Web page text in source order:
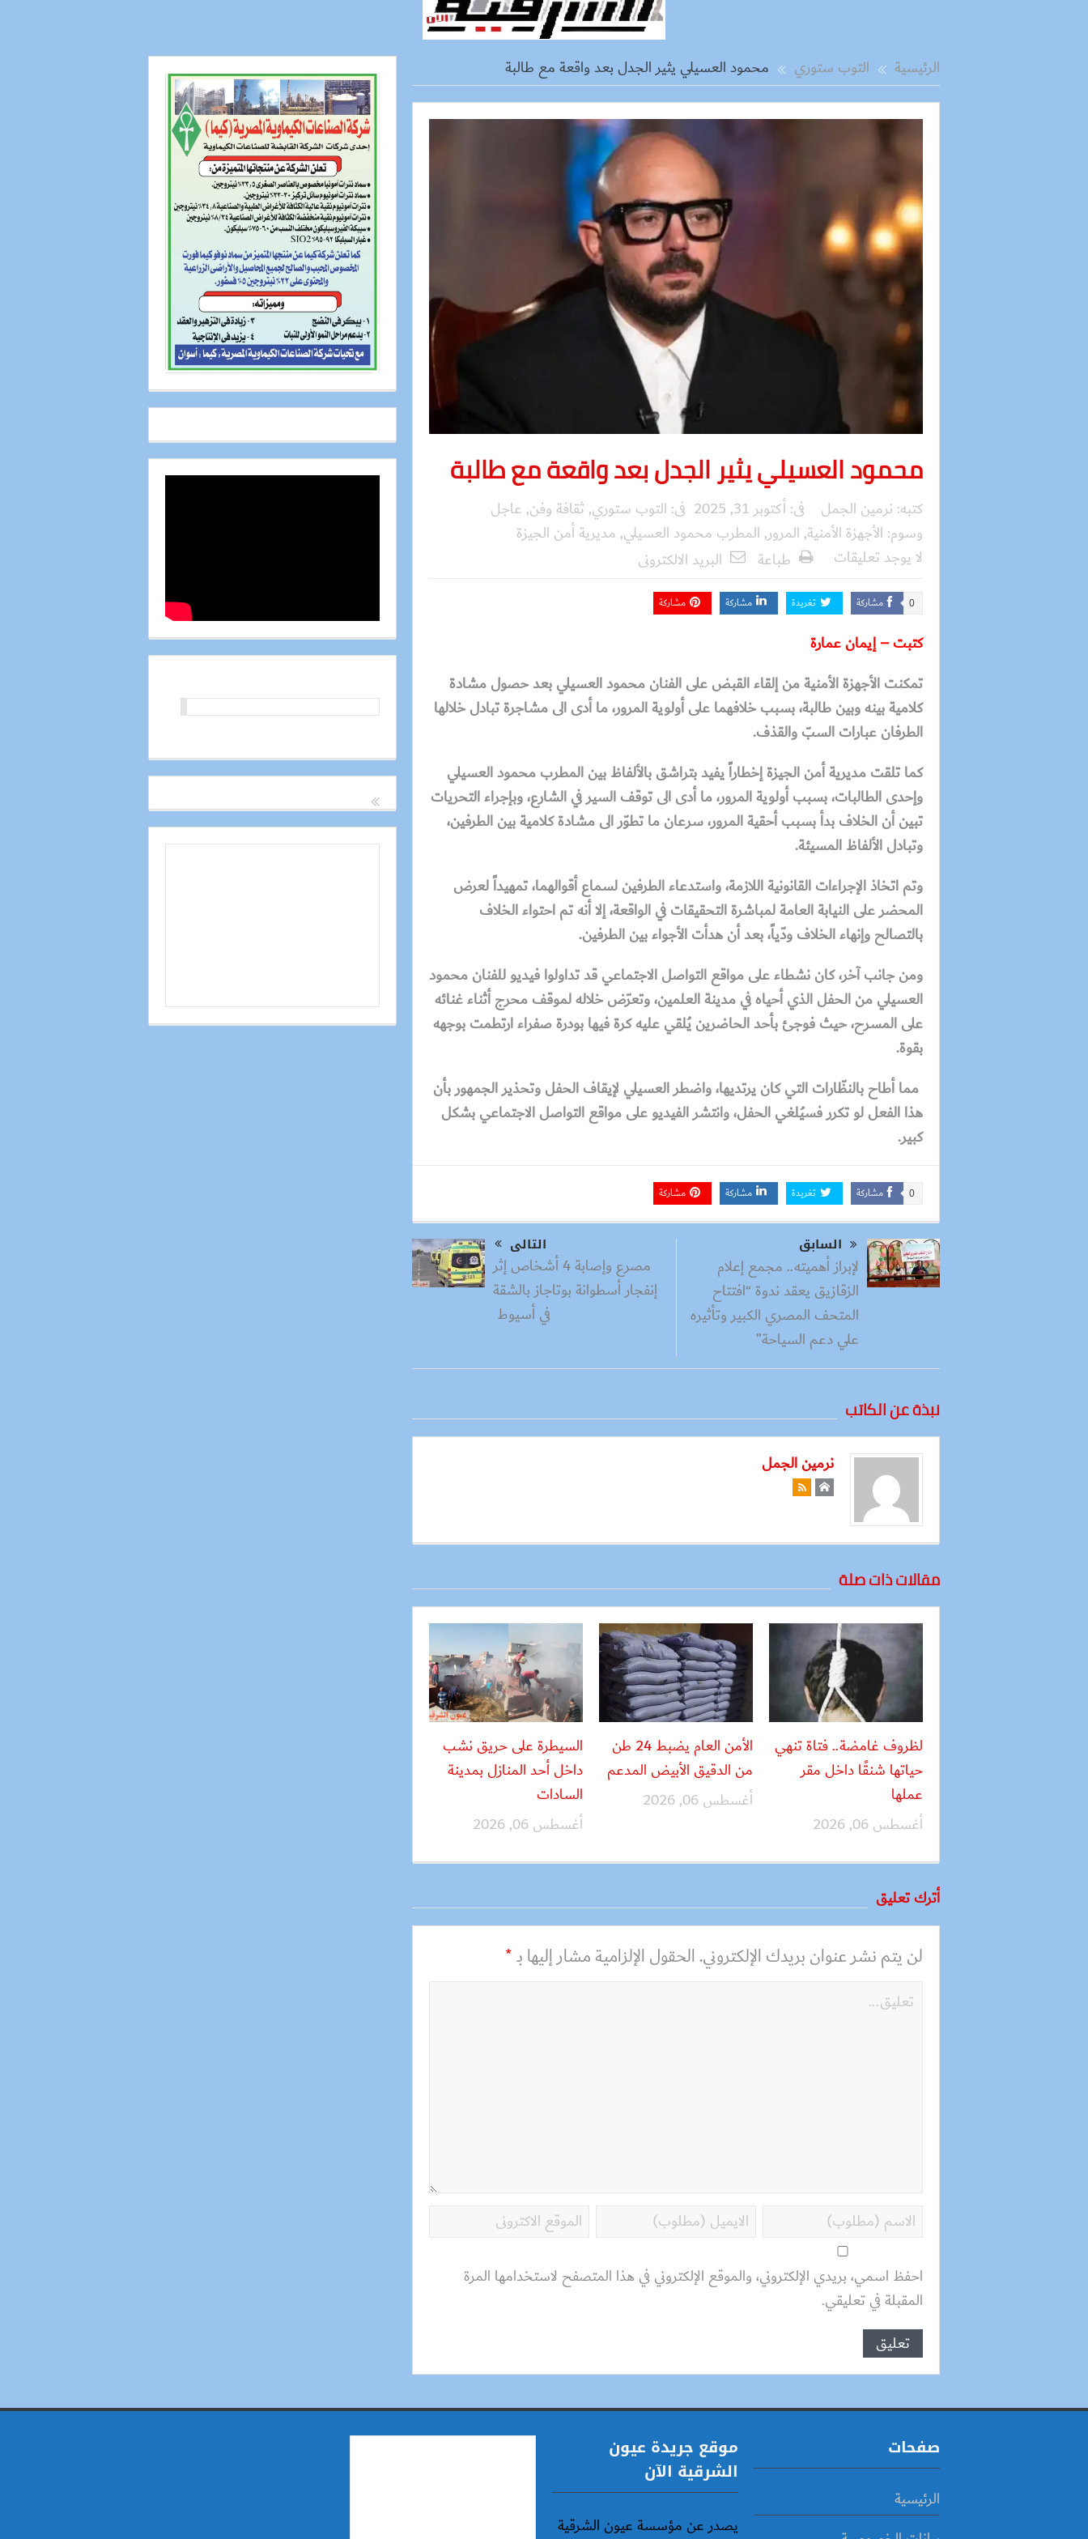
الرئيسية التوب ستوري محمود العسيلي يثير الجدل بعد واقعة مع طالبة
محمود العسيلي يثير الجدل بعد واقعة مع طالبة
كتبه: نرمين الجمل فى:أكتوبر 31, 2025 فى: التوب ستوري, ثقافة وفن, عاجل
وسوم: الأجهزة الأمنية, المرور, المطرب محمود العسيلي, مديرية أمن الجيزة
لا يوجد تعليقات
طباعة البريد الالكترونى
مشاركة 0 تغريدة مشاركة مشاركة
كتبت – إيمان عمارة
تمكنت الأجهزة الأمنية من إلقاء القبض على الفنان محمود العسيلي بعد حصول مشادة
كلامية بينه وبين طالبة، بسبب خلافهما على أولوية المرور، ما أدى الى مشاجرة تبادل خلالها
الطرفان عبارات السبّ والقذف.
كما تلقت مديرية أمن الجيزة إخطاراً يفيد بتراشق بالألفاظ بين المطرب محمود العسيلي
وإحدى الطالبات، بسبب أولوية المرور، ما أدى الى توقف السير في الشارع، وبإجراء التحريات
تبين أن الخلاف بدأ بسبب أحقية المرور، سرعان ما تطوّر الى مشادة كلامية بين الطرفين،
وتبادل الألفاظ المسيئة.
وتم اتخاذ الإجراءات القانونية اللازمة، واستدعاء الطرفين لسماع أقوالهما، تمهيداً لعرض
المحضر على النيابة العامة لمباشرة التحقيقات في الواقعة، إلا أنه تم احتواء الخلاف
بالتصالح وإنهاء الخلاف ودّياً، بعد أن هدأت الأجواء بين الطرفين.
ومن جانب آخر، كان نشطاء على مواقع التواصل الاجتماعي قد تداولوا فيديو للفنان محمود
العسيلي من الحفل الذي أحياه في مدينة العلمين، وتعرّض خلاله لموقف محرج أثناء غنائه
على المسرح، حيث فوجئ بأحد الحاضرين يُلقي عليه كرة فيها بودرة صفراء ارتطمت بوجهه
بقوة.
مما أطاح بالنظّارات التي كان يرتديها، واضطر العسيلي لإيقاف الحفل وتحذير الجمهور بأن
هذا الفعل لو تكرر فسيُلغي الحفل، وانتشر الفيديو على مواقع التواصل الاجتماعي بشكل
كبير.
مشاركة 0 تغريدة مشاركة مشاركة
السابق
لإبراز أهميته.. مجمع إعلام
الزقازيق يعقد ندوة “افتتاح
المتحف المصري الكبير وتأثيره
علي دعم السياحة”
التالى
مصرع وإصابة 4 أشخاص إثر
إنفجار أسطوانة بوتاجاز بالشقة
في أسيوط
نبذة عن الكاتب
نرمين الجمل
مقالات ذات صلة
لظروف غامضة.. فتاة تنهي
حياتها شنقًا داخل مقر
عملها
أغسطس 06, 2026
الأمن العام يضبط 24 طن
من الدقيق الأبيض المدعم
أغسطس 06, 2026
السيطرة على حريق نشب
داخل أحد المنازل بمدينة
السادات
أغسطس 06, 2026
أترك تعليق
لن يتم نشر عنوان بريدك الإلكتروني.الحقول الإلزامية مشار إليها بـ*
احفظ اسمي، بريدي الإلكتروني، والموقع الإلكتروني في هذا المتصفح لاستخدامها المرة
المقبلة في تعليقي.
صفحات
الرئيسية
موقع جريدة عيون
الشرقية الآن
يصدر عن مؤسسة عيون الشرقية